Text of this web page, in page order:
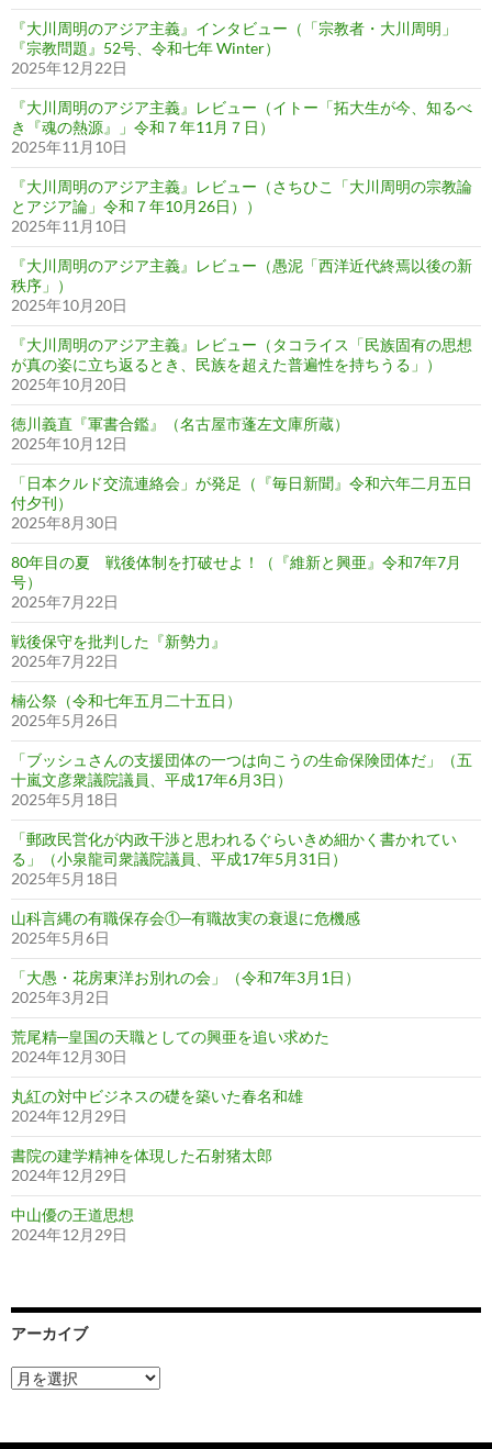
『大川周明のアジア主義』インタビュー（「宗教者・大川周明」
『宗教問題』52号、令和七年 Winter）
2025年12月22日
『大川周明のアジア主義』レビュー（イトー「拓大生が今、知るべ
き『魂の熱源』」令和７年11月７日）
2025年11月10日
『大川周明のアジア主義』レビュー（さちひこ「大川周明の宗教論
とアジア論」令和７年10月26日））
2025年11月10日
『大川周明のアジア主義』レビュー（愚泥「西洋近代終焉以後の新
秩序」）
2025年10月20日
『大川周明のアジア主義』レビュー（タコライス「民族固有の思想
が真の姿に立ち返るとき、民族を超えた普遍性を持ちうる」）
2025年10月20日
徳川義直『軍書合鑑』（名古屋市蓬左文庫所蔵）
2025年10月12日
「日本クルド交流連絡会」が発足（『毎日新聞』令和六年二月五日
付夕刊）
2025年8月30日
80年目の夏 戦後体制を打破せよ！（『維新と興亜』令和7年7月
号）
2025年7月22日
戦後保守を批判した『新勢力』
2025年7月22日
楠公祭（令和七年五月二十五日）
2025年5月26日
「ブッシュさんの支援団体の一つは向こうの生命保険団体だ」（五
十嵐文彦衆議院議員、平成17年6月3日）
2025年5月18日
「郵政民営化が内政干渉と思われるぐらいきめ細かく書かれてい
る」（小泉龍司衆議院議員、平成17年5月31日）
2025年5月18日
山科言縄の有職保存会①─有職故実の衰退に危機感
2025年5月6日
「大愚・花房東洋お別れの会」（令和7年3月1日）
2025年3月2日
荒尾精─皇国の天職としての興亜を追い求めた
2024年12月30日
丸紅の対中ビジネスの礎を築いた春名和雄
2024年12月29日
書院の建学精神を体現した石射猪太郎
2024年12月29日
中山優の王道思想
2024年12月29日
アーカイブ
ア
ー